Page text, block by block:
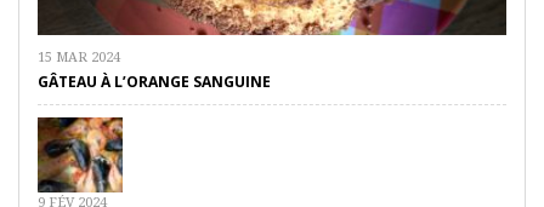
15 MAR 2024
GÂTEAU À L’ORANGE SANGUINE
9 FÉV 2024